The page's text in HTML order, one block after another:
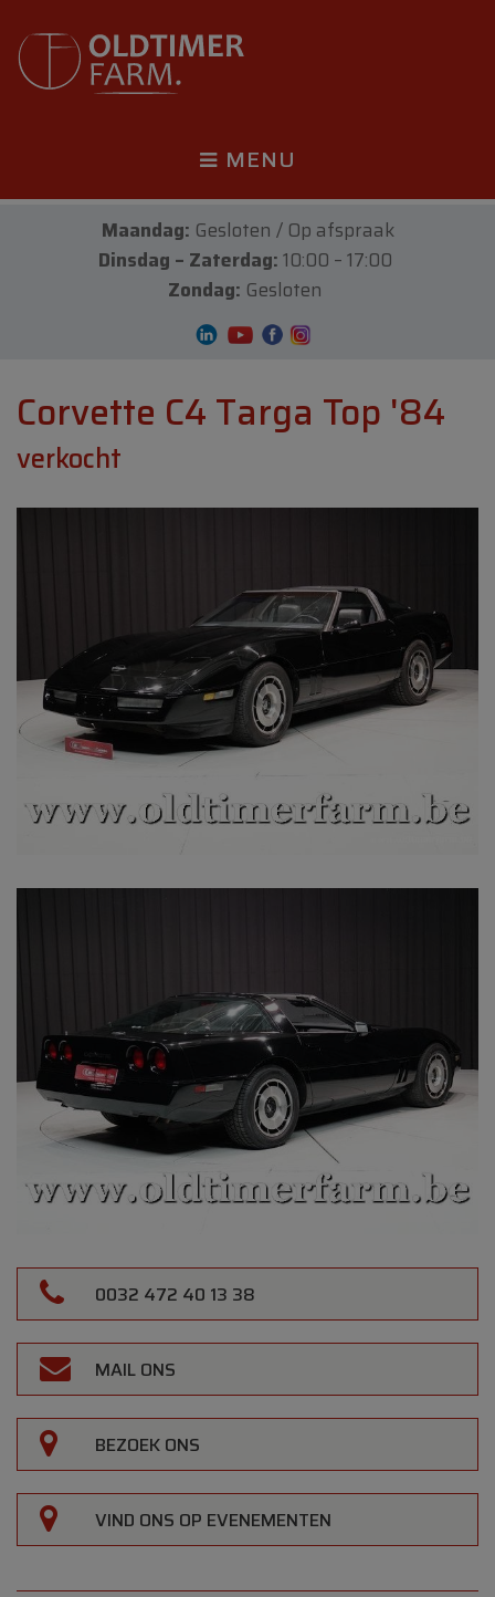
MENU
Maandag: Gesloten / Op afspraak
Dinsdag – Zaterdag:10:00 – 17:00
Zondag: Gesloten
Corvette C4 Targa Top '84
verkocht
0032 472 40 13 38
MAIL ONS
BEZOEK ONS
VIND ONS OP EVENEMENTEN